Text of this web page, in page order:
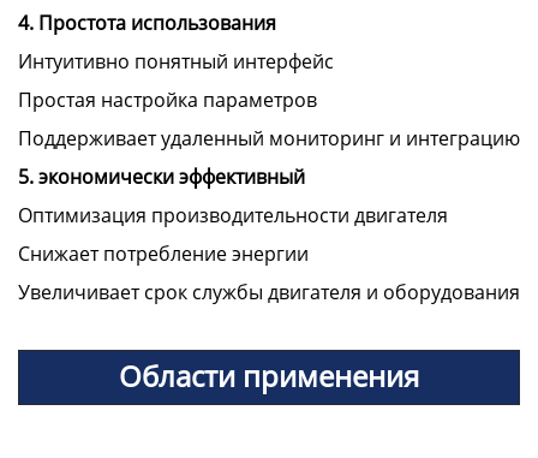
4. Простота использования
Интуитивно понятный интерфейс
Простая настройка параметров
Поддерживает удаленный мониторинг и интеграцию
5. экономически эффективный
Оптимизация производительности двигателя
Снижает потребление энергии
Увеличивает срок службы двигателя и оборудования
Области применения